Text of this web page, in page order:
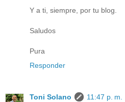
Y a ti, siempre, por tu blog.
Saludos
Pura
Responder
Toni Solano
11:47 p. m.